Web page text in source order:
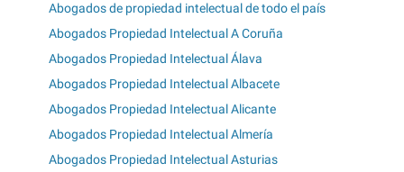
Abogados de propiedad intelectual de todo el país
Abogados Propiedad Intelectual A Coruña
Abogados Propiedad Intelectual Álava
Abogados Propiedad Intelectual Albacete
Abogados Propiedad Intelectual Alicante
Abogados Propiedad Intelectual Almería
Abogados Propiedad Intelectual Asturias